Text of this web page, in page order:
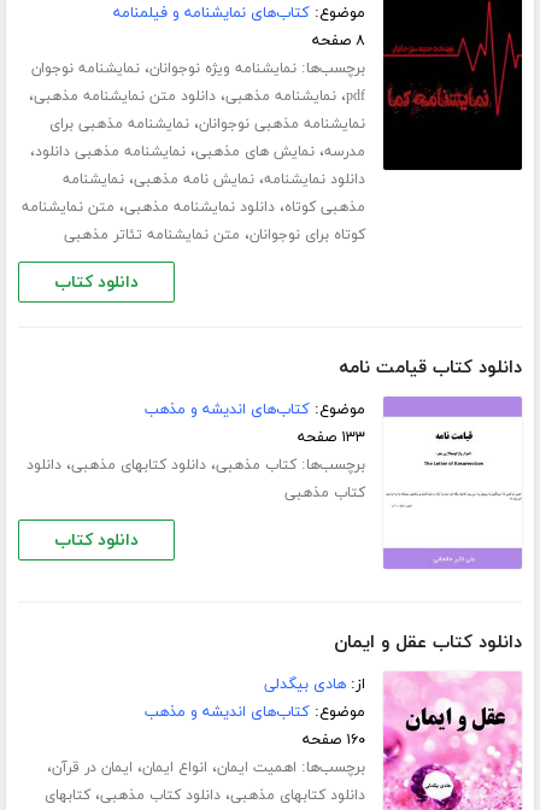
موضوع:کتاب‌های نمایشنامه و فیلمنامه
۸ صفحه
برچسب‌ها:نمایشنامه ویژه نوجوانان،نمایشنامه نوجوان
pdf،نمایشنامه مذهبی،دانلود متن نمایشنامه مذهبی،
نمایشنامه مذهبی نوجوانان،نمایشنامه مذهبی برای
مدرسه،نمایش های مذهبی،نمایشنامه مذهبی دانلود،
دانلود نمایشنامه،نمایش نامه مذهبی،نمایشنامه
مذهبی کوتاه،دانلود نمایشنامه مذهبی، متن نمایشنامه
کوتاه برای نوجوانان، متن نمایشنامه تئاتر مذهبی
دانلود کتاب
دانلود کتاب قیامت نامه
موضوع:کتاب‌های اندیشه و مذهب
۱۳۳ صفحه
برچسب‌ها:کتاب مذهبی،دانلود کتابهای مذهبی،دانلود
کتاب مذهبی
دانلود کتاب
دانلود کتاب عقل و ایمان
از:هادی بیگدلی
موضوع:کتاب‌های اندیشه و مذهب
۱۶۰ صفحه
برچسب‌ها: اهمیت ایمان، انواع ایمان، ایمان در قرآن،
دانلود کتابهای مذهبی،دانلود کتاب مذهبی،کتابهای